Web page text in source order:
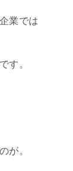
業では
す。
が。